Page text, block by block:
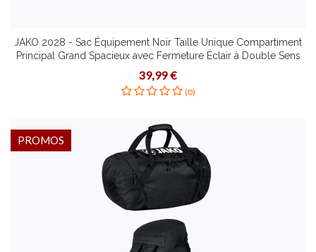
JAKO 2028 - Sac Équipement Noir Taille Unique Compartiment
Principal Grand Spacieux avec Fermeture Éclair à Double Sens
Bandoulière Amovible Réglable
39,99 €
(0)
PROMOS